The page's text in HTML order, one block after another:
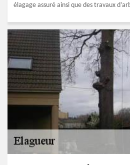
élagage assuré ainsi que des travaux